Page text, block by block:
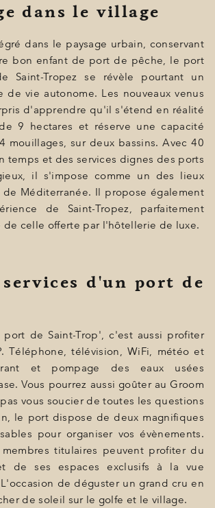
dans le village
dans le paysage urbain, conservant
bon enfant de port de pêche, le port
Saint-Tropez se révèle pourtant un
de vie autonome. Les nouveaux venus
d'apprendre qu'il s'étend en réalité
9 hectares et réserve une capacité
mouillages, sur deux bassins. Avec 40
temps et des services dignes des ports
il s'impose comme un des lieux
de Méditerranée. Il propose également
de Saint-Tropez, parfaitement
de celle offerte par l'hôtellerie de luxe.
services d'un port de
de Saint-Trop', c'est aussi profiter
Téléphone, télévision, WiFi, météo et
et pompage des eaux usées
Vous pourrez aussi goûter au Groom
vous soucier de toutes les questions
le port dispose de deux magnifiques
pour organiser vos évènements.
membres titulaires peuvent profiter du
de ses espaces exclusifs à la vue
de déguster un grand cru en
de soleil sur le golfe et le village.